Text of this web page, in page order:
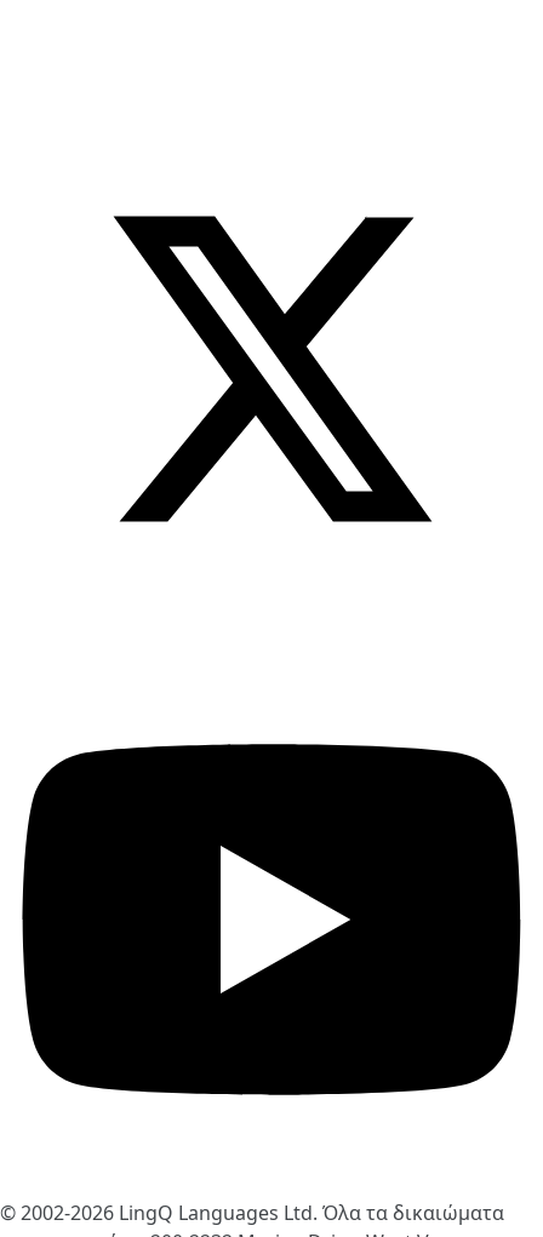
© 2002-2026 LingQ Languages Ltd. Όλα τα δικαιώματα